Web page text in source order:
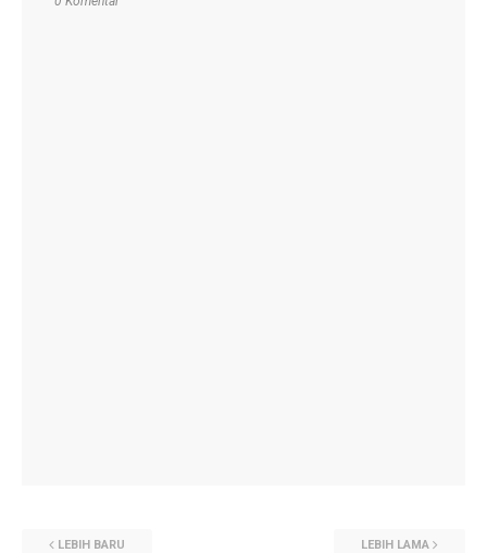
LEBIH BARU LEBIH LAMA